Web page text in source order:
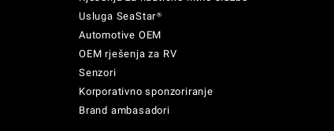
Usluga SeaStar®
Automotive OEM
OEM rješenja za RV
Senzori
Korporativno sponzoriranje
Brand ambasadori